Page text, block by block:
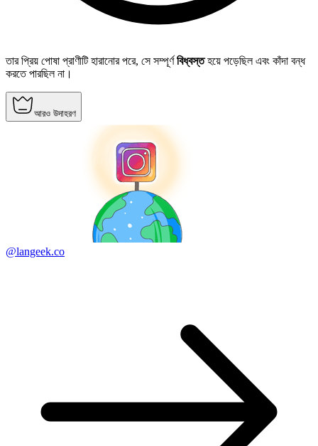
তার প্রিয় পোষা প্রাণীটি হারানোর পরে, সে সম্পূর্ণবিধ্বস্তহয়ে পড়েছিল এবং কাঁদা বন্ধ
করতে পারছিল না।
আরও উদাহরণ
@langeek.co